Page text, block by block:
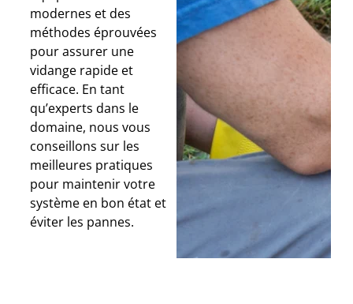
modernes et des
méthodes éprouvées
pour assurer une
vidange rapide et
efficace. En tant
qu’experts dans le
domaine, nous vous
conseillons sur les
meilleures pratiques
pour maintenir votre
système en bon état et
éviter les pannes.